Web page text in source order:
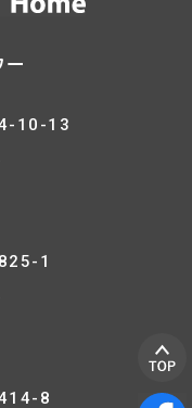
ー
10-13
1
8